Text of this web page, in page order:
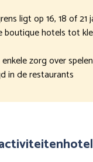
ligt op 16, 18 of 21
boutique hotels tot
zorg over
in de restaurants